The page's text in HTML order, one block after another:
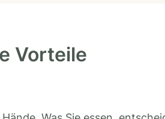
Vorteile